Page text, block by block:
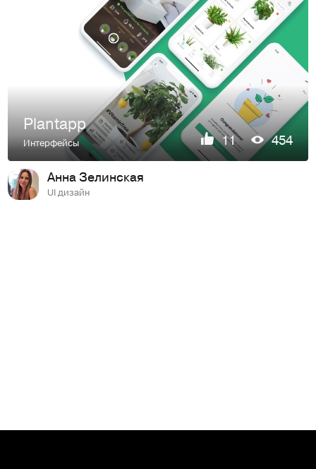
Plantapp
Интерфейсы 11 454
Анна Зелинская
UI дизайн